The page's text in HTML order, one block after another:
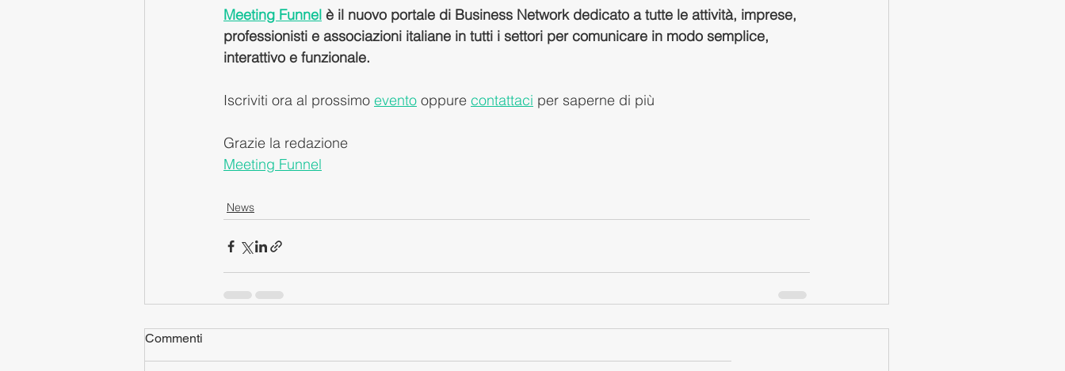
Meeting Funnel è il nuovo portale di Business Network dedicato a tutte le attività, imprese,
professionisti e associazioni italiane in tutti i settori per comunicare in modo semplice,
interattivo e funzionale.
Iscriviti ora al prossimo evento oppure contattaci per saperne di più
Grazie la redazione
Meeting Funnel
News
Commenti